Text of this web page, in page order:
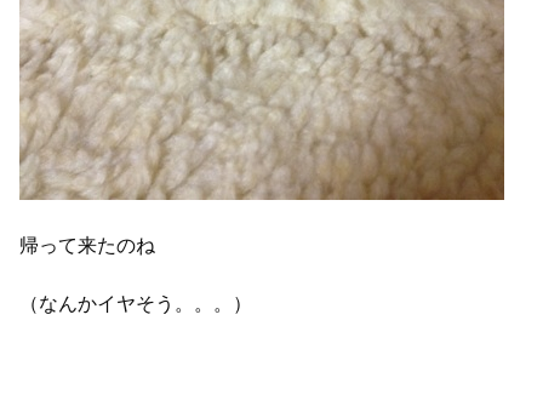
帰って来たのね
（なんかイヤそう。。。）